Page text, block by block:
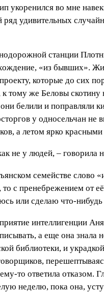
укоренился во мне
удивительных
станции
«из бывших».
которые до сих
к тому же Беловы
белили и поправляли
у односельчан не
а летом ярко
не у людей, –
семействе слово
с пренебрежением от
или сделаю что-нибудь
интеллигенции
а еще она
библиотеки, и
то ответила отказом.
неделю, пока она,